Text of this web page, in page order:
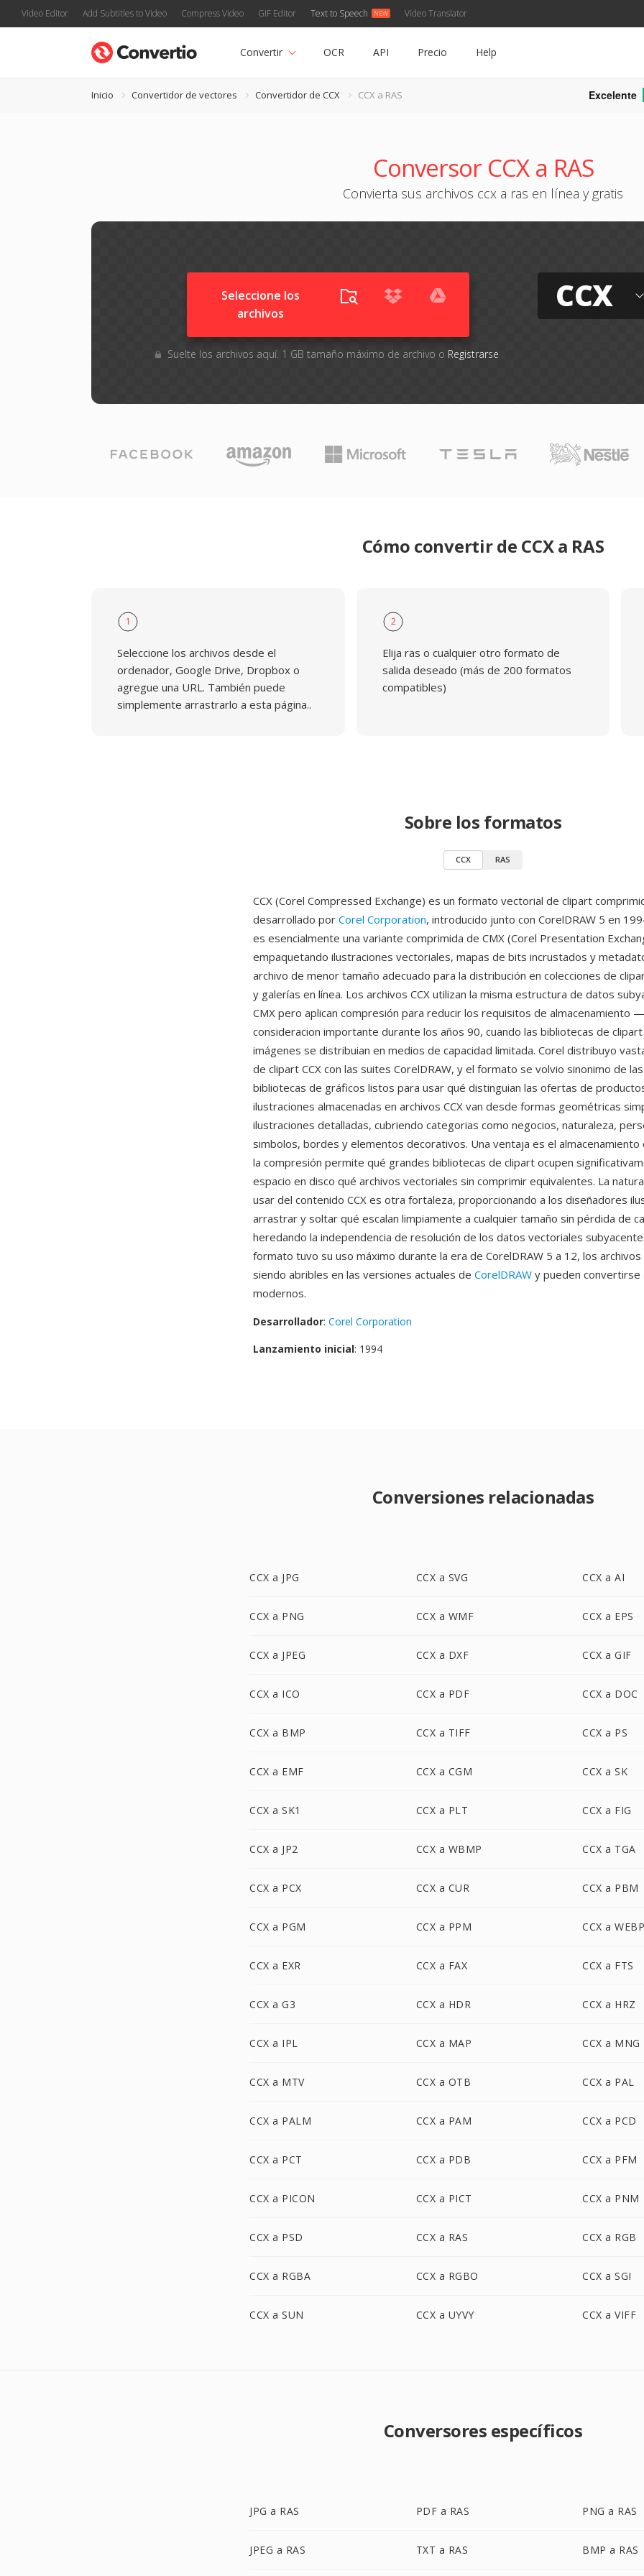
Video Editor Add Subtitles to Video Compress Video GIF Editor Text to Speech Video Translator
Convertir OCR API Precio Help
Inicio Convertidor de vectores Convertidor de CCX CCX a RAS Excelente
Conversor CCX a RAS
Convierta sus archivos ccx a ras en línea y gratis
Seleccione los
archivos
Suelte los archivos aquí. 1 GB tamaño máximo de archivo o Registrarse
CCX
Cómo convertir de CCX a RAS
1
Seleccione los archivos desde el
ordenador, Google Drive, Dropbox o
agregue una URL. También puede
simplemente arrastrarlo a esta página..
2
Elija ras o cualquier otro formato de
salida deseado (más de 200 formatos
compatibles)
Sobre los formatos
CCX RAS
CCX (Corel Compressed Exchange) es un formato vectorial de clipart
desarrollado por Corel Corporation, introducido junto con CorelDRAW 5 en
es esencialmente una variante comprimida de CMX (Corel Presentation
empaquetando ilustraciones vectoriales, mapas de bits incrustados y
archivo de menor tamaño adecuado para la distribución en colecciones de
y galerías en línea. Los archivos CCX utilizan la misma estructura de datos
CMX pero aplican compresión para reducir los requisitos de almacenamiento
consideracion importante durante los años 90, cuando las bibliotecas de
imágenes se distribuian en medios de capacidad limitada. Corel distribuyo
de clipart CCX con las suites CorelDRAW, y el formato se volvio sinonimo de
bibliotecas de gráficos listos para usar qué distinguian las ofertas de
ilustraciones almacenadas en archivos CCX van desde formas geométricas
ilustraciones detalladas, cubriendo categorias como negocios, naturaleza,
simbolos, bordes y elementos decorativos. Una ventaja es el
la compresión permite qué grandes bibliotecas de clipart ocupen
espacio en disco qué archivos vectoriales sin comprimir equivalentes. La
usar del contenido CCX es otra fortaleza, proporcionando a los diseñadores
arrastrar y soltar qué escalan limpiamente a cualquier tamaño sin pérdida de
heredando la independencia de resolución de los datos vectoriales
formato tuvo su uso máximo durante la era de CorelDRAW 5 a 12, los archivos
siendo abribles en las versiones actuales de CorelDRAW y pueden
modernos.
Desarrollador: Corel Corporation
Lanzamiento inicial: 1994
Conversiones relacionadas
CCX a JPG CCX a SVG CCX a AI
CCX a PNG CCX a WMF CCX a EPS
CCX a JPEG CCX a DXF CCX a GIF
CCX a ICO CCX a PDF CCX a DOC
CCX a BMP CCX a TIFF CCX a PS
CCX a EMF CCX a CGM CCX a SK
CCX a SK1 CCX a PLT CCX a FIG
CCX a JP2 CCX a WBMP CCX a TGA
CCX a PCX CCX a CUR CCX a PBM
CCX a PGM CCX a PPM CCX a
CCX a EXR CCX a FAX CCX a FTS
CCX a G3 CCX a HDR CCX a HRZ
CCX a IPL CCX a MAP CCX a MNG
CCX a MTV CCX a OTB CCX a PAL
CCX a PALM CCX a PAM CCX a PCD
CCX a PCT CCX a PDB CCX a PFM
CCX a PICON CCX a PICT CCX a PNM
CCX a PSD CCX a RAS CCX a RGB
CCX a RGBA CCX a RGBO CCX a SGI
CCX a SUN CCX a UYVY CCX a VIFF
Conversores específicos
JPG a RAS PDF a RAS PNG a RAS
JPEG a RAS TXT a RAS BMP a RAS